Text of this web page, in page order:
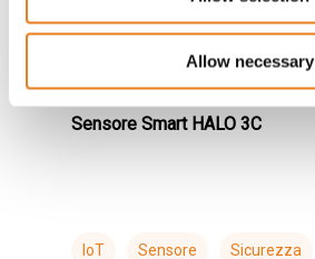
Allow necessary
Sensore Smart HALO 3C
IoT Sensore Sicurezza